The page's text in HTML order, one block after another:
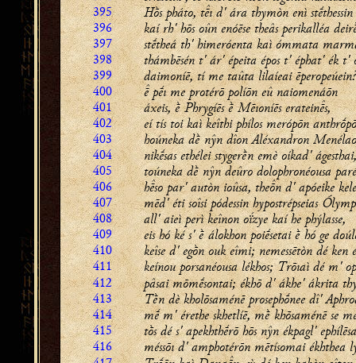
395 Hṑs pháto, tı d' ára thymòn enì
396 kaí rh' hōs oûn enóēse theâs perikalléa
397 stḗtheá th' himeróenta kaì ómmata
398 thámbēsén t' ár' épeita épos t' éphat' ék t'
399 daimoníē, tí me taûta lilaíeai ēperopeúein?
400  pḗı me protérō políōn eû naiomenáōn
401 áxeis, ḕ Phrygíēs ḕ Mēıoníēs erateins,
402 eí tís toi kaì keîthi phílos merópōn
403 hoúneka dḕ nŷn dîon Aléxandron
404 nikḗsas ethélei stygerḕn emè oíkad' ágesthai,
405 toúneka dḕ nŷn deûro dolophronéousa
406 hso par' autòn ioûsa, then d' apóeike
407 mēd' éti soîsi pódessin hypostrépseias
408 all' aieì perì keînon oḯzye kaí he phýlasse,
409 eis hó ké s' ḕ álokhon poiḗsetai ḕ hó ge
410 keîse d' egṑn ouk eîmi; nemessētòn dé ken
411 keínou porsanéousa lékhos; Trōıaì dé m'
412 pâsai mōmḗsontai; ékhō d' ákhe' ákrita
413 Tḕn dè kholōsaménē prosephṓnee dî'
414 mḗ m' érethe skhetlíē, mḕ khōsaménē se
415 tṑs dé s' apekhthḗrō hōs nŷn ékpagl'
416 méssōı d' amphotérōn mētísomai ékhthea